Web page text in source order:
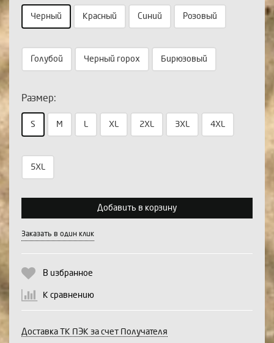
Черный Красный Синий Розовый
Голубой Черный горох Бирюзовый
Размер:
S M L XL 2XL 3XL 4XL
5XL
Выберите количество:
Добавить в корзину
Заказать в один клик
В избранное
К сравнению
Доставка ТК ПЭК за счет Получателя